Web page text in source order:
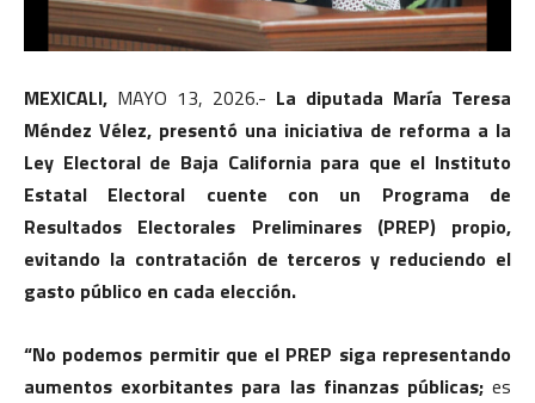
MEXICALI, MAYO 13, 2026.- La diputada María Teresa
Méndez Vélez, presentó una iniciativa de reforma a la
Ley Electoral de Baja California para que el Instituto
Estatal Electoral cuente con un Programa de
Resultados Electorales Preliminares (PREP) propio,
evitando la contratación de terceros y reduciendo el
gasto público en cada elección.
“No podemos permitir que el PREP siga representando
aumentos exorbitantes para las finanzas públicas;es